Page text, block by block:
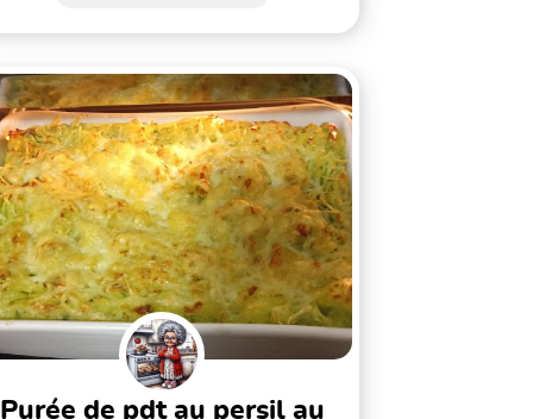
purée de pdt au persil au